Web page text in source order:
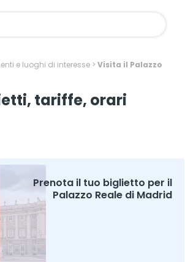
e luoghi di interesse > Visita il Palazzo
tariffe, orari
Prenota il tuo biglietto per il
Palazzo Reale di Madrid